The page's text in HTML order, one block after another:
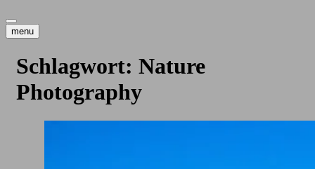
menu
Schlagwort: Nature
Photography